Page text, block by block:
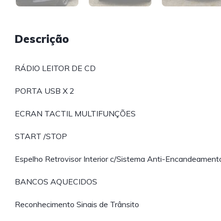
Descrição
RÁDIO LEITOR DE CD
PORTA USB X 2
ECRAN TACTIL MULTIFUNÇÕES
START /STOP
Espelho Retrovisor Interior c/Sistema Anti-
BANCOS AQUECIDOS
Reconhecimento Sinais de Trânsito